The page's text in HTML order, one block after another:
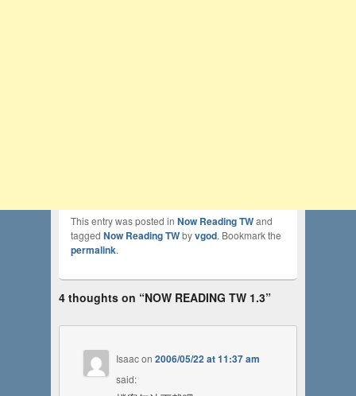
This entry was posted in Now Reading TWand
tagged Now Reading TWbyvgod. Bookmark the
permalink.
4 thoughts on “NOW READING TW 1.3”
Isaacon2006/05/22 at 11:37 am
said: